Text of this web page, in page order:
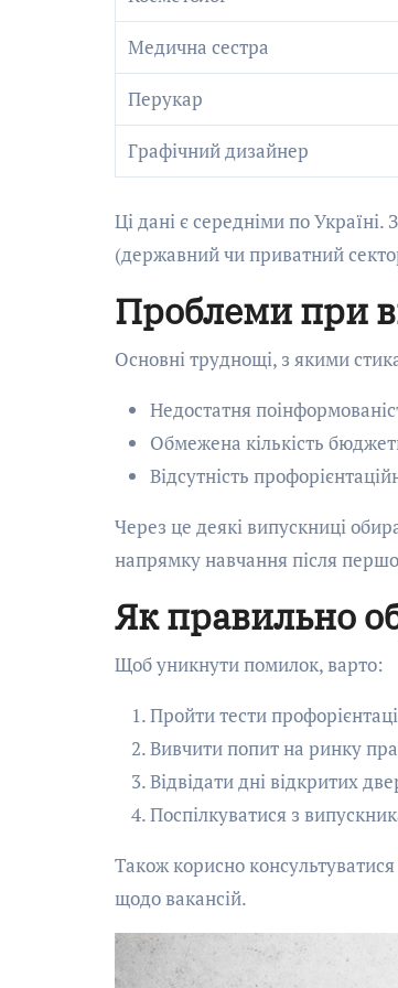
Медична сестра
Перукар
Графічний дизайнер
Ці дані є середніми по
(державний чи приватний
Проблеми при
Основні труднощі, з якими
Недостатня
Обмежена кількість
Відсутність
Через це деякі випускниці
напрямку навчання після
Як правильно
Щоб уникнути помилок, варто:
Пройти тести
Вивчити попит на ринку
Відвідати дні відкритих
Поспілкуватися з
Також корисно
щодо вакансій.